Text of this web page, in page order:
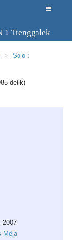
1 Trenggalek
Solo :
detik)
2007
Meja